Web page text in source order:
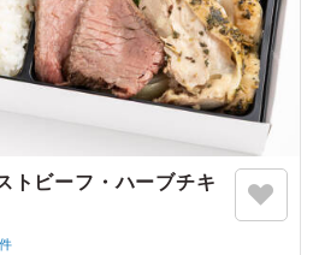
トビーフ・ハーブチキ
件